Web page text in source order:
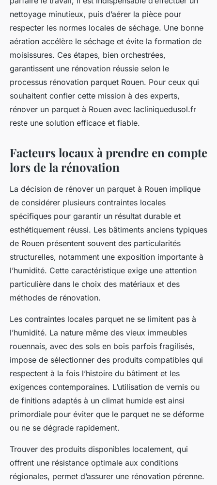
nettoyage minutieux, puis d’aérer la pièce pour
respecter les normes locales de séchage. Une bonne
aération accélère le séchage et évite la formation de
moisissures. Ces étapes, bien orchestrées,
garantissent une rénovation réussie selon le
processus rénovation parquet Rouen. Pour ceux qui
souhaitent confier cette mission à des experts,
rénover un parquet à Rouen avec lacliniquedusol.fr
reste une solution efficace et fiable.
Facteurs locaux à prendre en compte
lors de la rénovation
La décision de rénover un parquet à Rouen implique
de considérer plusieurs contraintes locales
spécifiques pour garantir un résultat durable et
esthétiquement réussi. Les bâtiments anciens typiques
de Rouen présentent souvent des particularités
structurelles, notamment une exposition importante à
l’humidité. Cette caractéristique exige une attention
particulière dans le choix des matériaux et des
méthodes de rénovation.
Les contraintes locales parquet ne se limitent pas à
l’humidité. La nature même des vieux immeubles
rouennais, avec des sols en bois parfois fragilisés,
impose de sélectionner des produits compatibles qui
respectent à la fois l’histoire du bâtiment et les
exigences contemporaines. L’utilisation de vernis ou
de finitions adaptés à un climat humide est ainsi
primordiale pour éviter que le parquet ne se déforme
ou ne se dégrade rapidement.
Trouver des produits disponibles localement, qui
offrent une résistance optimale aux conditions
régionales, permet d’assurer une rénovation pérenne.